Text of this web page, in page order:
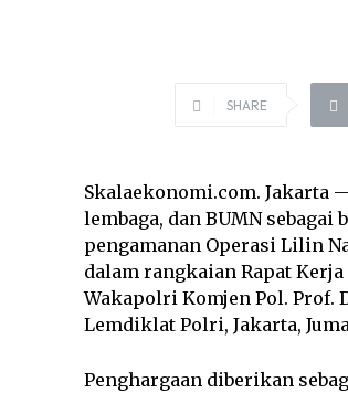
SHARE
Skalaekonomi.com. Jakarta
lembaga, dan BUMN
pengamanan Operasi Lilin
dalam rangkaian Rapat
Wakapolri Komjen Pol. Prof.
Lemdiklat Polri, Jakarta,
Penghargaan diberikan